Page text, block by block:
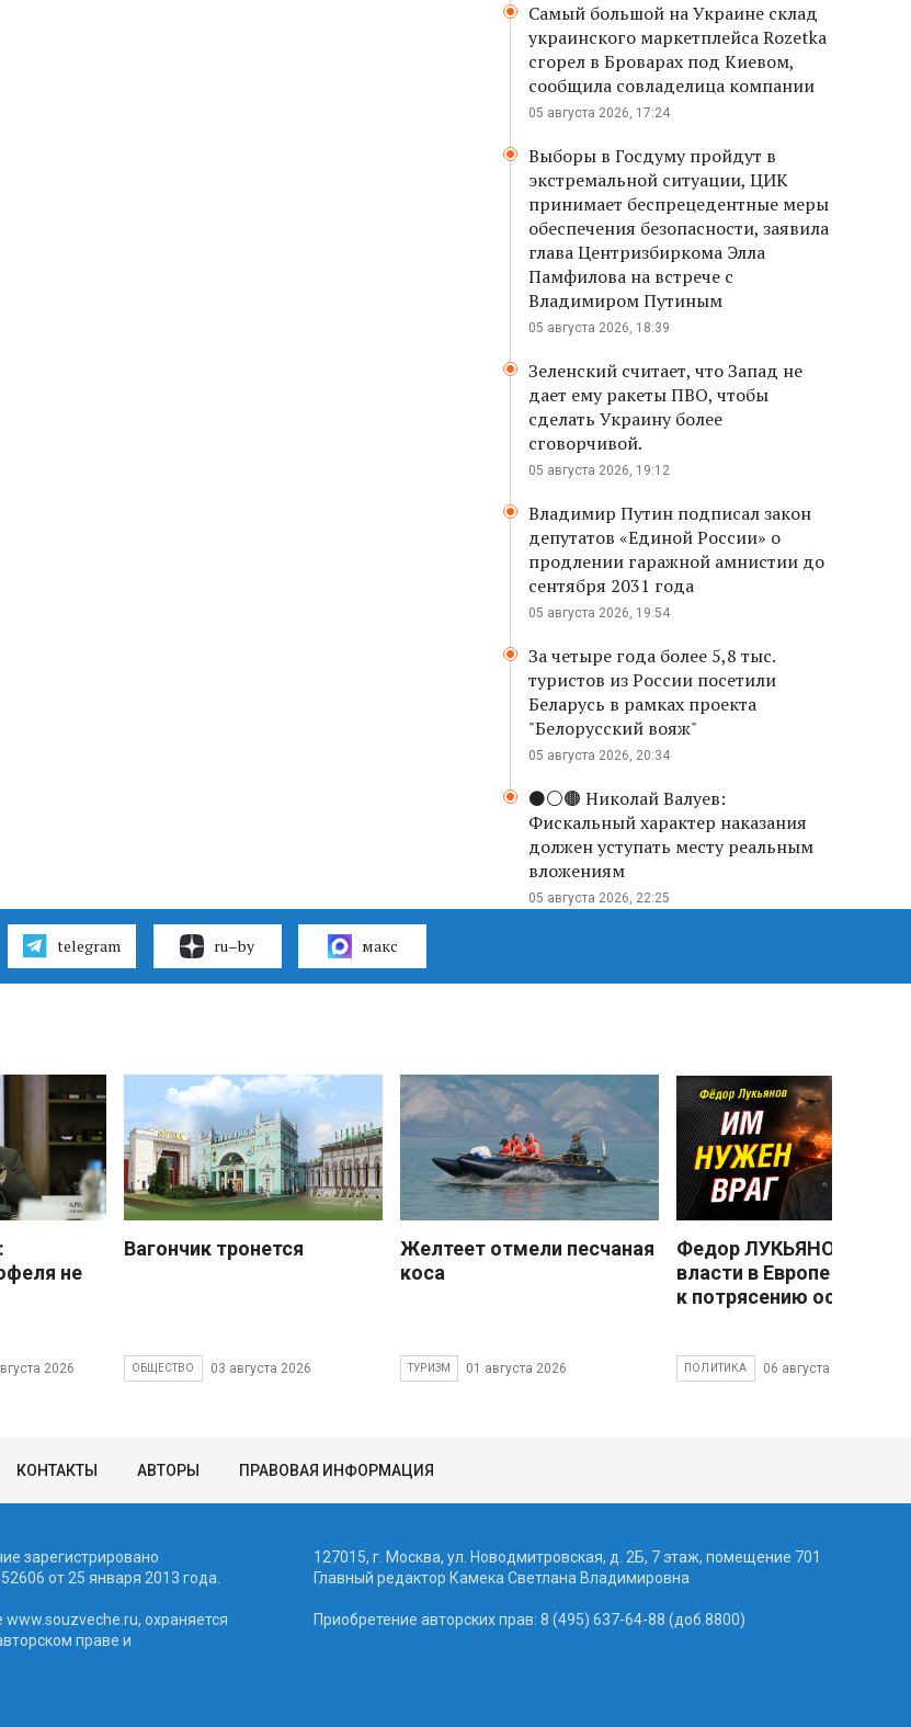
Самый большой на Украине склад
украинского маркетплейса Rozetka
сгорел в Броварах под Киевом,
сообщила совладелица компании
05 августа 2026, 17:24
Выборы в Госдуму пройдут в
экстремальной ситуации, ЦИК
принимает беспрецедентные меры
обеспечения безопасности, заявила
глава Центризбиркома Элла
Памфилова на встрече с
Владимиром Путиным
05 августа 2026, 18:39
Зеленский считает, что Запад не
дает ему ракеты ПВО, чтобы
сделать Украину более
сговорчивой.
05 августа 2026, 19:12
Владимир Путин подписал закон
депутатов «Единой России» о
продлении гаражной амнистии до
сентября 2031 года
05 августа 2026, 19:54
За четыре года более 5,8 тыс.
туристов из России посетили
Беларусь в рамках проекта
"Белорусский вояж"
05 августа 2026, 20:34
⚫️⚪️🟤 Николай Валуев:
Фискальный характер наказания
должен уступать месту реальным
вложениям
05 августа 2026, 22:25
telegram ru–by макс
не
2026
Вагончик тронется
ОБЩЕСТВО 03 августа 2026
Желтеет отмели песчаная
коса
ТУРИЗМ 01 августа 2026
Федор ЛУКЬЯНОВ:
власти в Европе
к потрясению основ
ПОЛИТИКА 06 августа 2026
КОНТАКТЫ АВТОРЫ ПРАВОВАЯ ИНФОРМАЦИЯ
зарегистрировано
от 25 января 2013 года.
охраняется
праве и
127015, г. Москва, ул. Новодмитровская, д. 2Б, 7 этаж, помещение 701
Главный редактор Камека Светлана Владимировна
Приобретение авторских прав: 8 (495) 637-64-88 (доб.8800)